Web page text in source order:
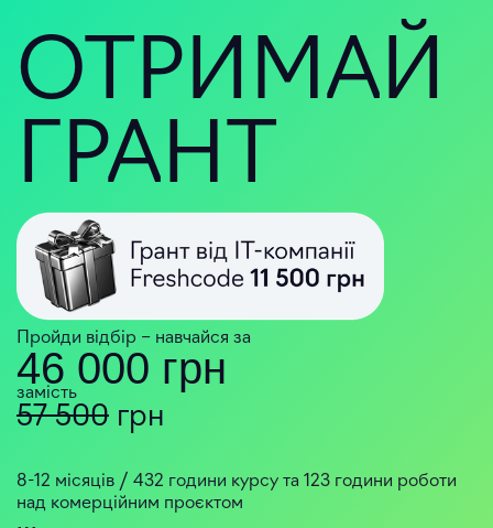
ОТРИМАЙ
ГРАНТ
Пройди відбір – навчайся за
46 000 грн
замість
57 500 грн
8-12 місяців / 432 години курсу та 123 години роботи
над комерційним проєктом